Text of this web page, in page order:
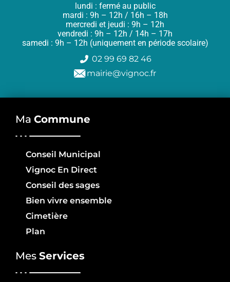
lundi : fermé au public
mardi : 9h – 12h / 16h – 18h
mercredi et jeudi : 9h – 12h
vendredi : 9h – 12h / 14h – 17h
samedi : 9h – 12h (uniquement en période scolaire)
02 99 69 82 46
mairie@vignoc.fr
Ma Commune
Conseil Municipal
Vignoc En Direct
Conseil des sages
Bien vivre ensemble
Cimetière
Plan
Mes Services